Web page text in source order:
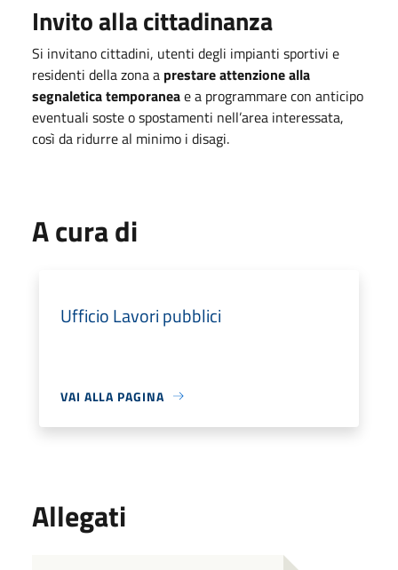
Invito alla cittadinanza
Si invitano cittadini, utenti degli impianti sportivi e
residenti della zona a prestare attenzione alla
segnaletica temporaneae a programmare con anticipo
eventuali soste o spostamenti nell’area interessata,
così da ridurre al minimo i disagi.
A cura di
Ufficio Lavori pubblici
VAI ALLA PAGINA
Allegati